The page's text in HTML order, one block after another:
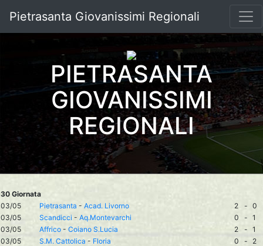
Pietrasanta Giovanissimi Regionali
PIETRASANTA
GIOVANISSIMI
REGIONALI
30 Giornata
03/05
Pietrasanta - Acad. Livorno 2 - 0
03/05
Scandicci - Aq.Montevarchi 0 - 1
03/05
Affrico - Coiano S.Lucia 2 - 1
03/05
S.M. Cattolica - Floria 0 - 2